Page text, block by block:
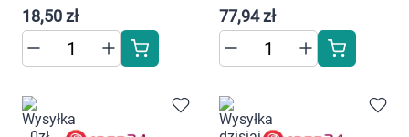
18,50 zł 77,94 zł